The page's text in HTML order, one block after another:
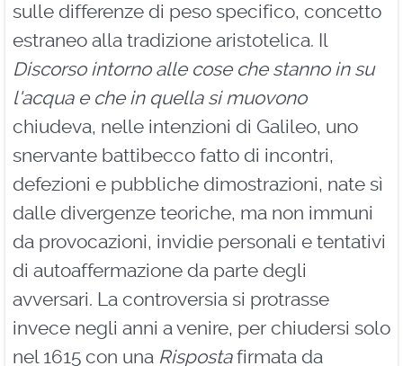
sulle differenze di peso specifico, concetto
estraneo alla tradizione aristotelica. Il
Discorso intorno alle cose che stanno in su
l'acqua e che in quella si muovono
chiudeva, nelle intenzioni di Galileo, uno
snervante battibecco fatto di incontri,
defezioni e pubbliche dimostrazioni, nate sì
dalle divergenze teoriche, ma non immuni
da provocazioni, invidie personali e tentativi
di autoaffermazione da parte degli
avversari. La controversia si protrasse
invece negli anni a venire, per chiudersi solo
nel 1615 con una Rispostafirmata da